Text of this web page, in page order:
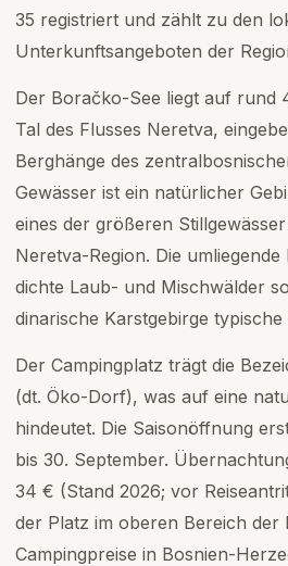
35 registriert und zählt zu den
Unterkunftsangeboten der
Der Boračko-See liegt auf rund
Tal des Flusses Neretva,
Berghänge des
Gewässer ist ein natürlicher
eines der größeren
Neretva-Region. Die
dichte Laub- und Mischwälder
dinarische Karstgebirge
Der Campingplatz trägt die
(dt. Öko-Dorf), was auf eine
hindeutet. Die Saisonöffnung
bis 30. September.
34 € (Stand 2026; vor
der Platz im oberen Bereich der
Campingpreise in Bosnien-